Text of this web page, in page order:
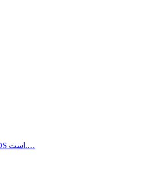
QuickBooks چیست؟ QuickBooks یکی از برنامه‌های مطرح مدیریت کسب و کار برای مک macOS است.…